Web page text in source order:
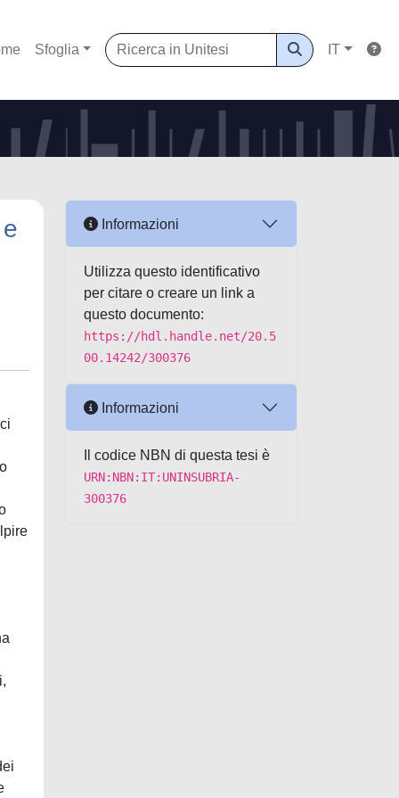
Sfoglia IT
Informazioni
Utilizza questo identificativo
per citare o creare un link a
questo documento:
https://hdl.handle.net/20.5
00.14242/300376
Informazioni
Il codice NBN di questa tesi è
URN:NBN:IT:UNINSUBRIA-
300376